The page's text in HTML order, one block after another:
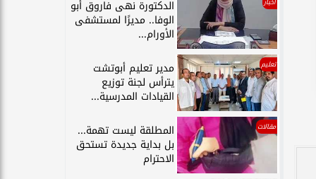
الدكتورة نهى فاروق أبو
الوفا.. مديرًا لمستشفى
الأورام...
تعليم مدير تعليم أبوتشت
يترأس لجنة توزيع
القيادات المدرسية...
مقالات المطلقة ليست تهمة...
بل بداية جديدة تستحق
الاحترام